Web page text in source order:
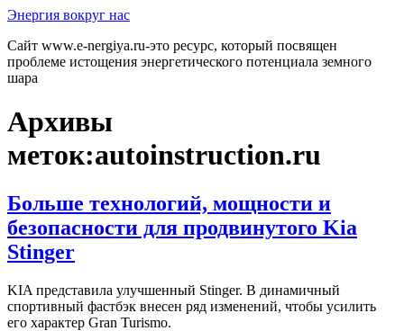
Перейти
содержимому
Энергия вокруг нас
Сайт www.e-nergiya.ru-это ресурс, который посвящен
проблеме истощения энергетического потенциала земного
шара
Архивы
меток:autoinstruction.ru
Больше технологий, мощности и
безопасности для продвинутого Kia
Stinger
KIA представила улучшенный Stinger. В динамичный
спортивный фастбэк внесен ряд изменений, чтобы усилить
его характер Gran Turismo.